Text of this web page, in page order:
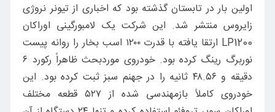
اولین بار در تابستان گذشته بود که اخباری از تیونر نروژی
زایروس منتشر شد. این شرکت یک لامبورگینی اوراکان
LP1200 ارتقا یافته با قدرت ۱۲۰۰ اسب بخار را روانه پیست
نوربرگ رینگ کرده بود. خودروی موردبحث ظاهراً رکورد ۶
دقیقه و ۴۸.۵۶ ثانیه را در جهنم سبز ثبت کرده بود. این
خودروی کاملاً بازمهندسی شده از ۵۲۷ قطعه مختلف